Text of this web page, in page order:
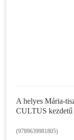
A helyes Mária-
CULTUS
(9789639981805)